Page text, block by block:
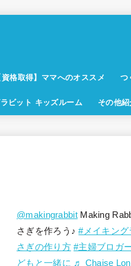
資格取得】ママへのオススメ つ
ビット キッズルーム その他紹
@makingrabbitMaking
さぎを作ろう♪#メイキング
さぎの作り方 #主婦ブロガ
どもと一緒に ♬ Chaise